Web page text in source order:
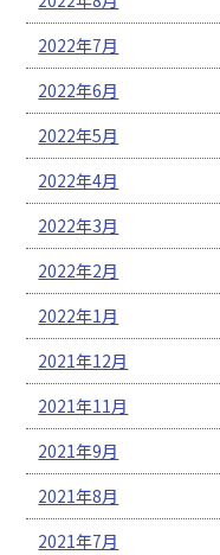
2022年7月
2022年6月
2022年5月
2022年4月
2022年3月
2022年2月
2022年1月
2021年12月
2021年11月
2021年9月
2021年8月
2021年7月